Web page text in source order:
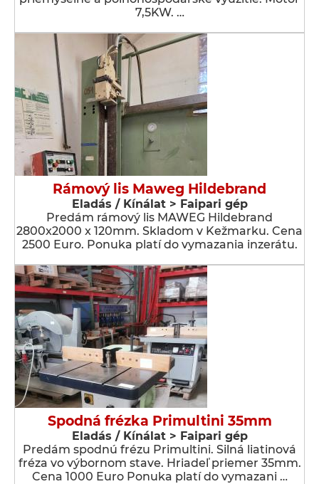
7,5KW. …
Rámový lis Maweg Hildebrand
Eladás / Kínálat > Faipari gép
Predám rámový lis MAWEG Hildebrand
2800x2000 x 120mm. Skladom v Kežmarku. Cena
2500 Euro. Ponuka platí do vymazania inzerátu.
Spodná frézka Primultini 35mm
Eladás / Kínálat > Faipari gép
Predám spodnú frézu Primultini. Silná liatinová
fréza vo výbornom stave. Hriadeľ priemer 35mm.
Cena 1000 Euro Ponuka platí do vymazani …